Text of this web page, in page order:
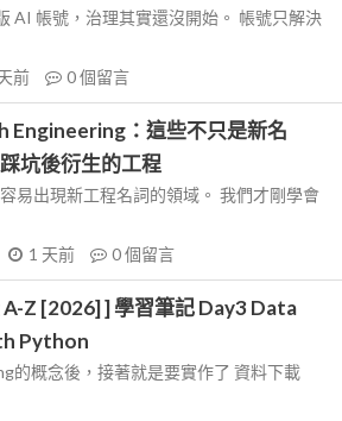
AI 帳號，治理其實還沒開始。 帳號只解決
前 0個留言
Engineering：這些不只是新名
坑後衍生的工程
易出現新工程名詞的領域。 我們才剛學會
1 天前 0個留言
Z [2026] ] 學習筆記 Day3 Data
Python
的概念後，接著就是要實作了 資料下載